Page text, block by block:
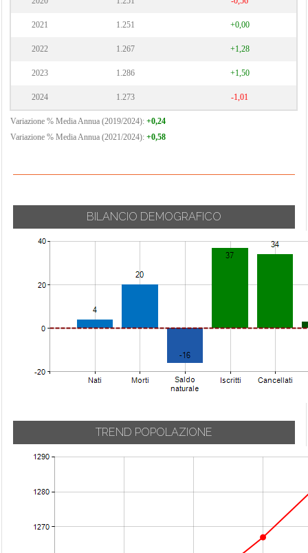
2021 1.251 +0,00
2022 1.267 +1,28
2023 1.286 +1,50
2024 1.273 -1,01
Variazione % Media Annua (2019/2024): +0,24
Variazione % Media Annua (2021/2024): +0,58
BILANCIO DEMOGRAFICO
TREND POPOLAZIONE